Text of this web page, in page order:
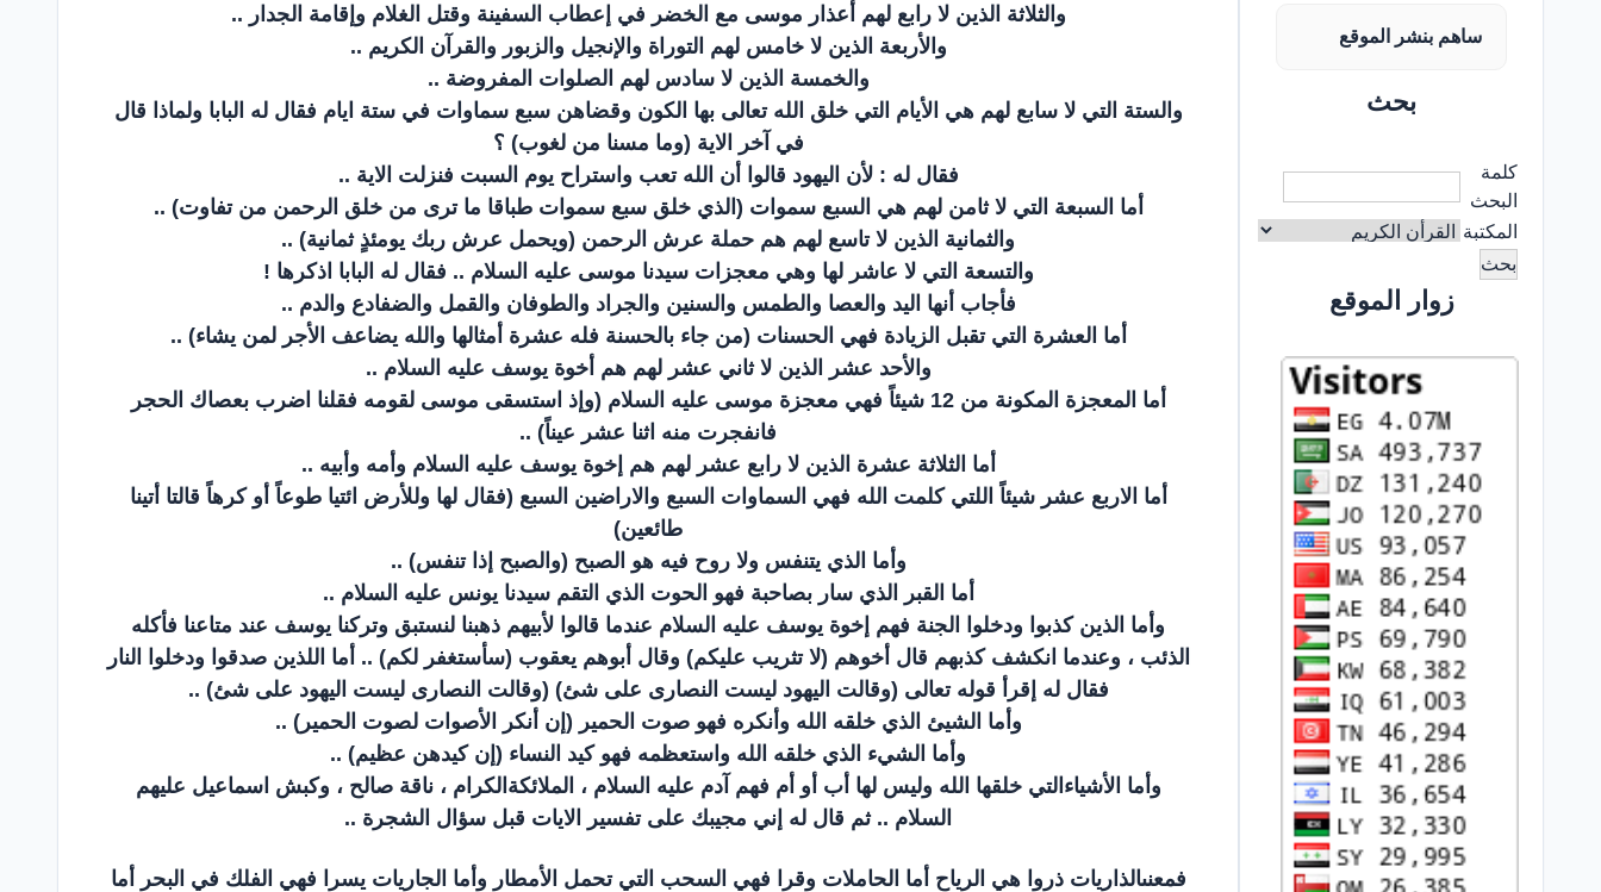
ساهم بنشر الموقع
بحث
كلمة
البحث
المكتبة
زوار الموقع
والثلاثة الذين لا رابع لهم أعذار موسى مع الخضر في إعطاب السفينة وقتل الغلام وإقامة الجدار ..
والأربعة الذين لا خامس لهم التوراة والإنجيل والزبور والقرآن الكريم ..
والخمسة الذين لا سادس لهم الصلوات المفروضة ..
والستة التي لا سابع لهم هي الأيام التي خلق الله تعالى بها الكون وقضاهن سبع سماوات في ستة ايام فقال له البابا ولماذا قال
في آخر الاية (وما مسنا من لغوب) ؟
فقال له : لأن اليهود قالوا أن الله تعب واستراح يوم السبت فنزلت الاية ..
أما السبعة التي لا ثامن لهم هي السبع سموات (الذي خلق سبع سموات طباقا ما ترى من خلق الرحمن من تفاوت) ..
والثمانية الذين لا تاسع لهم هم حملة عرش الرحمن (ويحمل عرش ربك يومئذٍ ثمانية) ..
والتسعة التي لا عاشر لها وهي معجزات سيدنا موسى عليه السلام .. فقال له البابا اذكرها !
فأجاب أنها اليد والعصا والطمس والسنين والجراد والطوفان والقمل والضفادع والدم ..
أما العشرة التي تقبل الزيادة فهي الحسنات (من جاء بالحسنة فله عشرة أمثالها والله يضاعف الأجر لمن يشاء) ..
والأحد عشر الذين لا ثاني عشر لهم هم أخوة يوسف عليه السلام ..
أما المعجزة المكونة من 12 شيئاً فهي معجزة موسى عليه السلام (وإذ استسقى موسى لقومه فقلنا اضرب بعصاك الحجر
فانفجرت منه اثنا عشر عيناً) ..
أما الثلاثة عشرة الذين لا رابع عشر لهم هم إخوة يوسف عليه السلام وأمه وأبيه ..
أما الاربع عشر شيئاً اللتي كلمت الله فهي السماوات السبع والاراضين السبع (فقال لها وللأرض ائتيا طوعاً أو كرهاً قالتا أتينا
طائعين)
وأما الذي يتنفس ولا روح فيه هو الصبح (والصبح إذا تنفس) ..
أما القبر الذي سار بصاحبة فهو الحوت الذي التقم سيدنا يونس عليه السلام ..
وأما الذين كذبوا ودخلوا الجنة فهم إخوة يوسف عليه السلام عندما قالوا لأبيهم ذهبنا لنستبق وتركنا يوسف عند متاعنا فأكله
الذئب ، وعندما انكشف كذبهم قال أخوهم (لا تثريب عليكم) وقال أبوهم يعقوب (سأستغفر لكم) .. أما اللذين صدقوا ودخلوا النار
فقال له إقرأ قوله تعالى (وقالت اليهود ليست النصارى على شئ) (وقالت النصارى ليست اليهود على شئ) ..
وأما الشيئ الذي خلقه الله وأنكره فهو صوت الحمير (إن أنكر الأصوات لصوت الحمير) ..
وأما الشيء الذي خلقه الله واستعظمه فهو كيد النساء (إن كيدهن عظيم) ..
وأما الأشياءالتي خلقها الله وليس لها أب أو أم فهم آدم عليه السلام ، الملائكةالكرام ، ناقة صالح ، وكبش اسماعيل عليهم
السلام .. ثم قال له إني مجيبك على تفسير الايات قبل سؤال الشجرة ..
فمعنىالذاريات ذروا هي الرياح أما الحاملات وقرا فهي السحب التي تحمل الأمطار وأما الجاريات يسرا فهي الفلك في البحر أما